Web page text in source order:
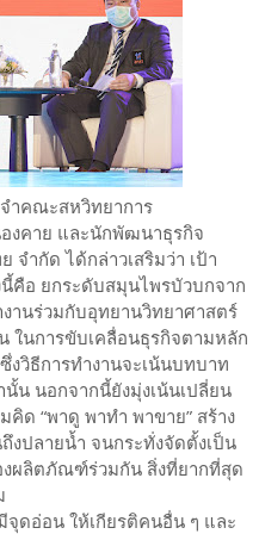
ำคณะสหวิทยาการ
งคาย และนักพัฒนาธุรกิจ
ากัด ได้กล่าวเสริมว่า เป้า
คือ ยกระดับสมุนไพรบัวบกจาก
านร่วมกับอุทยานวิทยาศาสตร์
ในการขับเคลื่อนธุรกิจตามหลัก
งวิธีการทำงานจะเน้นบทบาท
นั้น นอกจากนี้ยังมุ่งเน้นเปลี่ยน
ด “พาดู พาทำ พาขาย” สร้าง
งปลายน้ำ จนกระทั่งจัดตั้งเป็น
งผลิตภัณฑ์ร่วมกัน สิ่งที่ยากที่สุด
จุดอ่อน ให้เกียรติคนอื่น ๆ และ